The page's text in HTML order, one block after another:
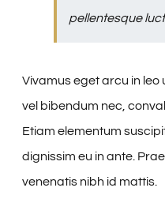
pellentesque
Vivamus eget arcu in leo
vel bibendum nec,
Etiam elementum
dignissim eu in ante.
venenatis nibh id mattis.